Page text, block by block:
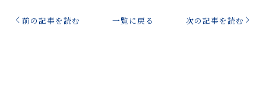
前の記事を読む 一覧に戻る 次の記事を読む